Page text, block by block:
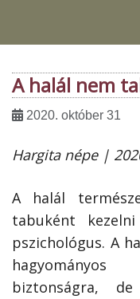
A halál nem
2020. október 31
Hargita népe |
A halál
tabuként
pszichológus. A
biztonságra,